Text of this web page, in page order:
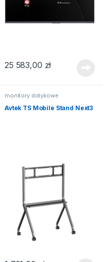
25 583,00 zł
monitory dotykowe
Avtek TS Mobile Stand Next3